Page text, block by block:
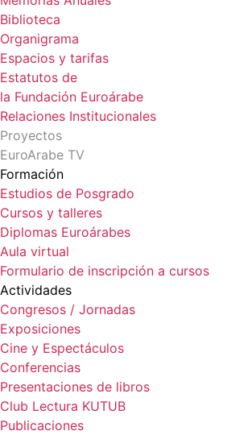
Biblioteca
Organigrama
Espacios y tarifas
Estatutos de
la Fundación Euroárabe
Relaciones Institucionales
Proyectos
EuroArabe TV
Formación
Estudios de Posgrado
Cursos y talleres
Diplomas Euroárabes
Aula virtual
Formulario de inscripción a cursos
Actividades
Congresos / Jornadas
Exposiciones
Cine y Espectáculos
Conferencias
Presentaciones de libros
Club Lectura KUTUB
Publicaciones